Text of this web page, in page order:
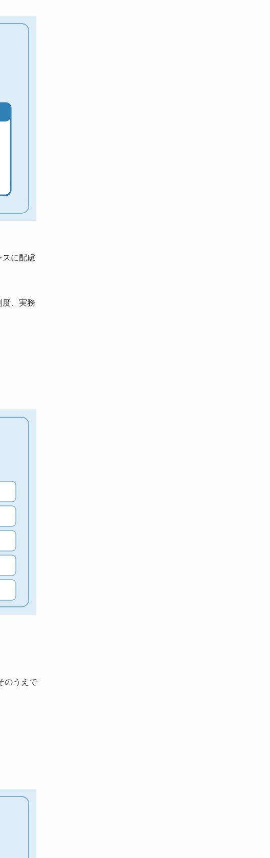
スに配慮
度、実務
のうえで